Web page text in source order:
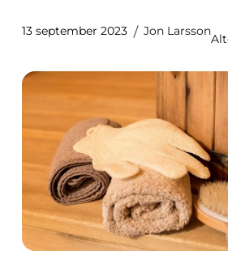
13 september 2023 Jon Larsson